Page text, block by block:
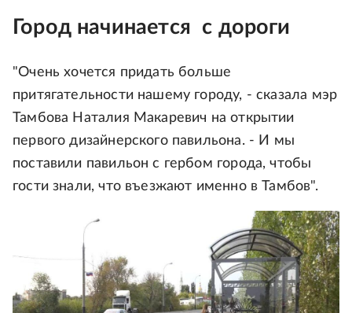
Город начинается с дороги
"Очень хочется придать больше
притягательности нашему городу, - сказала мэр
Тамбова Наталия Макаревич на открытии
первого дизайнерского павильона. - И мы
поставили павильон с гербом города, чтобы
гости знали, что въезжают именно в Тамбов".